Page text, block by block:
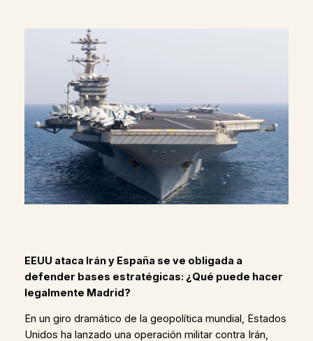
EEUU ataca Irán y España se ve obligada a
defender bases estratégicas: ¿Qué puede hacer
legalmente Madrid?
En un giro dramático de la geopolítica mundial, Estados
Unidos ha lanzado una operación militar contra Irán,